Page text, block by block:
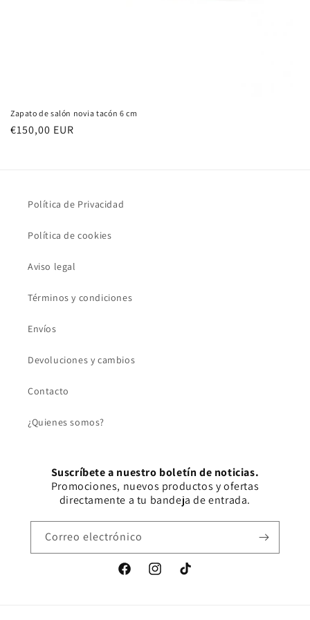
Zapato de salón novia tacón 6 cm
Precio
€150,00 EUR
Política de Privacidad
Política de cookies
Aviso legal
Términos y condiciones
Envíos
Devoluciones y cambios
Contacto
¿Quienes somos?
Suscríbete a nuestro boletín de noticias.
Promociones, nuevos productos y ofertas
directamente a tu bandeja de entrada.
Correo electrónico
FacebookInstagramTikTok